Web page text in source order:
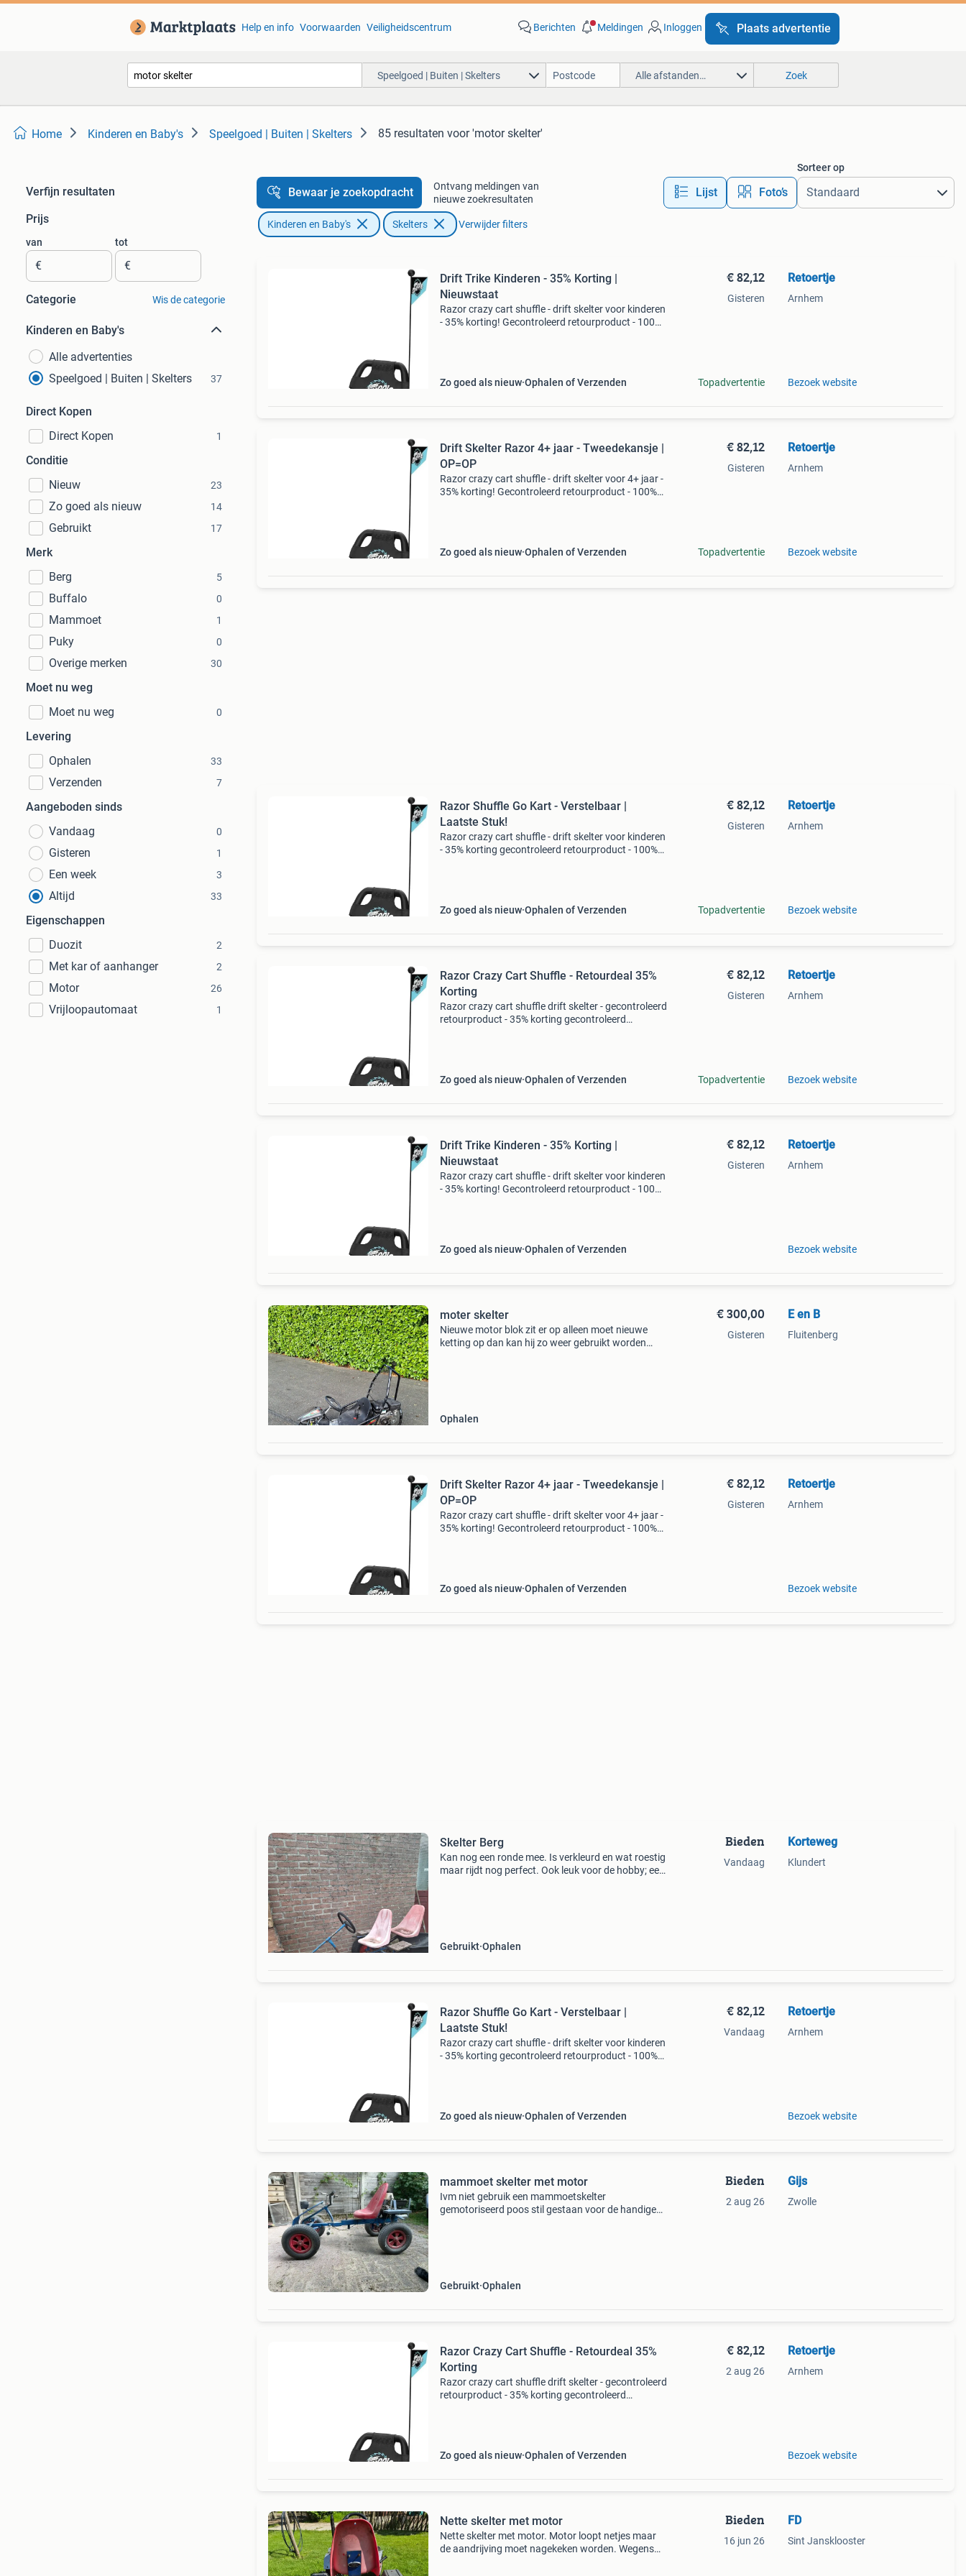
Help en info Voorwaarden Veiligheidscentrum Berichten Meldingen Inloggen Plaats advertentie
Speelgoed | Buiten | Skelters Alle afstanden… Zoek
Home Kinderen en Baby's Speelgoed | Buiten | Skelters 85 resultaten voor 'motor skelter'
Verfijn resultaten
Prijs
van
€
tot
€
Categorie Wis de categorie
Kinderen en Baby's
Alle advertenties
Speelgoed | Buiten | Skelters
37
Direct Kopen
Direct Kopen
1
Conditie
Nieuw
23
Zo goed als nieuw 14
Gebruikt 17
Merk
Berg
5
Buffalo 0
Mammoet 1
Puky 0
Overige merken 30
Moet nu weg
Moet nu weg
0
Levering
Ophalen
33
Verzenden 7
Aangeboden sinds
Vandaag
0
Gisteren 1
Een week 3
Altijd 33
Eigenschappen
Duozit
2
Met kar of aanhanger 2
Motor 26
Vrijloopautomaat 1
Bewaar je zoekopdracht
Ontvang meldingen van
nieuwe zoekresultaten
Lijst Foto’s
Sorteer op
Kinderen en Baby's Skelters Verwijder filters
Drift Trike Kinderen - 35% Korting |
Nieuwstaat
Razor crazy cart shuffle - drift skelter voor kinderen
- 35% korting! Gecontroleerd retourproduct - 100%
Zo goed als nieuw Ophalen of Verzenden
€ 82,12
Gisteren
Topadvertentie
Retoertje
Arnhem
Bezoek website
Drift Skelter Razor 4+ jaar - Tweedekansje |
OP=OP
Razor crazy cart shuffle - drift skelter voor 4+ jaar -
35% korting! Gecontroleerd retourproduct - 100%
Zo goed als nieuw Ophalen of Verzenden
€ 82,12
Gisteren
Topadvertentie
Retoertje
Arnhem
Bezoek website
Razor Shuffle Go Kart - Verstelbaar |
Laatste Stuk!
Razor crazy cart shuffle - drift skelter voor kinderen
- 35% korting gecontroleerd retourproduct - 100%
Zo goed als nieuw Ophalen of Verzenden
€ 82,12
Gisteren
Topadvertentie
Retoertje
Arnhem
Bezoek website
Razor Crazy Cart Shuffle - Retourdeal 35%
Korting
Razor crazy cart shuffle drift skelter - gecontroleerd
retourproduct - 35% korting gecontroleerd
Zo goed als nieuw Ophalen of Verzenden
€ 82,12
Gisteren
Topadvertentie
Retoertje
Arnhem
Bezoek website
Drift Trike Kinderen - 35% Korting |
Nieuwstaat
Razor crazy cart shuffle - drift skelter voor kinderen
- 35% korting! Gecontroleerd retourproduct - 100%
Zo goed als nieuw Ophalen of Verzenden
€ 82,12
Gisteren
Retoertje
Arnhem
Bezoek website
moter skelter
Nieuwe motor blok zit er op alleen moet nieuwe
ketting op dan kan hij zo weer gebruikt worden
Ophalen
€ 300,00
Gisteren
E en B
Fluitenberg
Drift Skelter Razor 4+ jaar - Tweedekansje |
OP=OP
Razor crazy cart shuffle - drift skelter voor 4+ jaar -
35% korting! Gecontroleerd retourproduct - 100%
Zo goed als nieuw Ophalen of Verzenden
€ 82,12
Gisteren
Retoertje
Arnhem
Bezoek website
Skelter Berg
Kan nog een ronde mee. Is verkleurd en wat roestig
maar rijdt nog perfect. Ook leuk voor de hobby; een
Gebruikt Ophalen
Bieden
Vandaag
Korteweg
Klundert
Razor Shuffle Go Kart - Verstelbaar |
Laatste Stuk!
Razor crazy cart shuffle - drift skelter voor kinderen
- 35% korting gecontroleerd retourproduct - 100%
Zo goed als nieuw Ophalen of Verzenden
€ 82,12
Vandaag
Retoertje
Arnhem
Bezoek website
mammoet skelter met motor
Ivm niet gebruik een mammoetskelter
gemotoriseerd poos stil gestaan voor de handige
Gebruikt Ophalen
Bieden
2 aug 26
Gijs
Zwolle
Razor Crazy Cart Shuffle - Retourdeal 35%
Korting
Razor crazy cart shuffle drift skelter - gecontroleerd
retourproduct - 35% korting gecontroleerd
Zo goed als nieuw Ophalen of Verzenden
€ 82,12
2 aug 26
Retoertje
Arnhem
Bezoek website
Nette skelter met motor
Nette skelter met motor. Motor loopt netjes maar
de aandrijving moet nagekeken worden. Wegens
Bieden
16 jun 26
FD
Sint Jansklooster